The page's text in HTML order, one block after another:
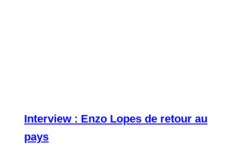
Interview : Enzo Lopes de retour au
pays